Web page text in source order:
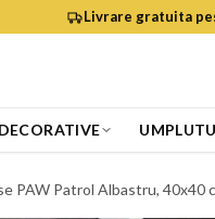
Livrare gratuita
PAW Patrol Albastru, 40x40